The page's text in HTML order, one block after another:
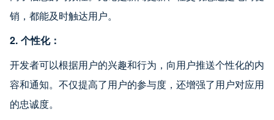
销，都能及时触达用户。
2. 个性化：
开发者可以根据用户的兴趣和行为，向用户推送个性化的内
容和通知。不仅提高了用户的参与度，还增强了用户对应用
的忠诚度。